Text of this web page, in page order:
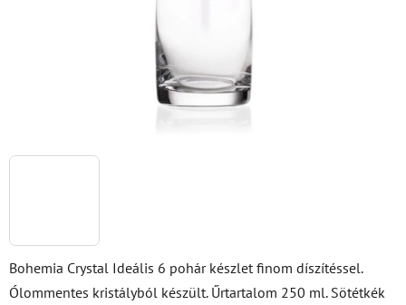
Bohemia Crystal Ideális 6 pohár készlet finom díszítéssel.
Ólommentes kristályból készült. Űrtartalom 250 ml. Sötétkék